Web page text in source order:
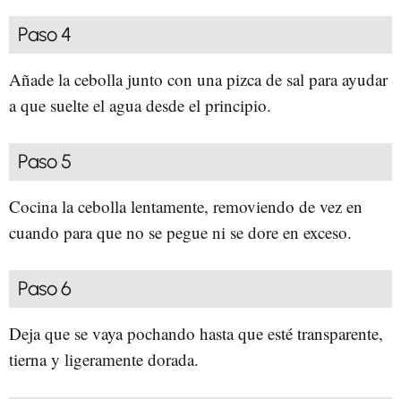
Paso 4
Añade la cebolla junto con una pizca de sal para ayudar
a que suelte el agua desde el principio.
Paso 5
Cocina la cebolla lentamente, removiendo de vez en
cuando para que no se pegue ni se dore en exceso.
Paso 6
Deja que se vaya pochando hasta que esté transparente,
tierna y ligeramente dorada.